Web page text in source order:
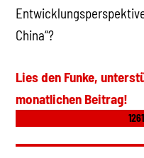
China“?
Lies den Funke,
monatlichen Beitrag!